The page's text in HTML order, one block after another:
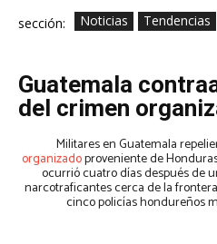
sección: Noticias Tendencias
Guatemala
del crimen
Militares en Guatemala
organizadoproveniente de
ocurrió cuatro días después de
narcotraficantes cerca de la
cinco policías hondureños